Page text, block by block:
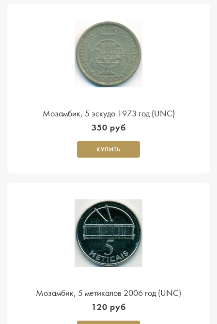
Мозамбик, 5 эскудо 1973 год (UNC)
350 руб
КУПИТЬ
Мозамбик, 5 метикалов 2006 год (UNC)
120 руб